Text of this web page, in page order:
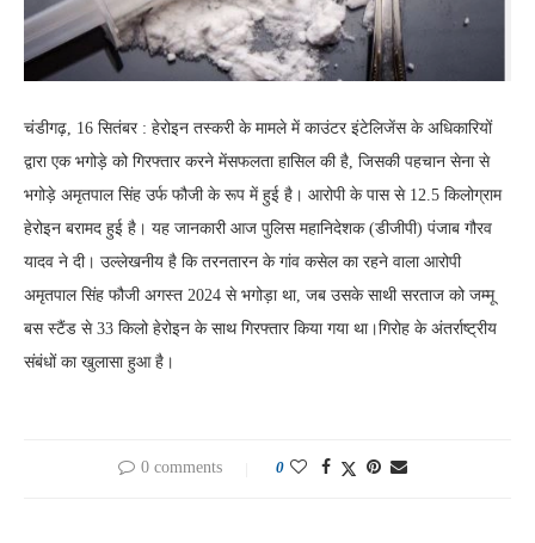
चंडीगढ़, 16 सितंबर : हेरोइन तस्करी के मामले में काउंटर इंटेलिजेंस के अधिकारियों
द्वारा एक भगोड़े को गिरफ्तार करने मेंसफलता हासिल की है, जिसकी पहचान सेना से
भगोड़े अमृतपाल सिंह उर्फ फौजी के रूप में हुई है। आरोपी के पास से 12.5 किलोग्राम
हेरोइन बरामद हुई है। यह जानकारी आज पुलिस महानिदेशक (डीजीपी) पंजाब गौरव
यादव ने दी। उल्लेखनीय है कि तरनतारन के गांव कसेल का रहने वाला आरोपी
अमृतपाल सिंह फौजी अगस्त 2024 से भगोड़ा था, जब उसके साथी सरताज को जम्मू
बस स्टैंड से 33 किलो हेरोइन के साथ गिरफ्तार किया गया था।गिरोह के अंतर्राष्ट्रीय
संबंधों का खुलासा हुआ है।
0 comments 0